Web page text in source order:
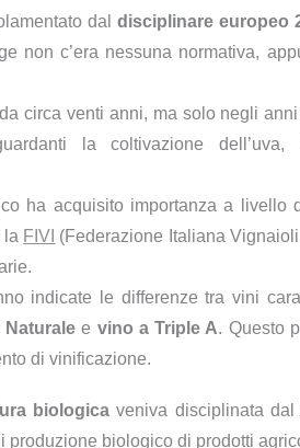
dal disciplinare europeo
non c’era nessuna normativa,
circa venti anni, ma solo negli
la coltivazione dell’uva,
ha acquisito importanza a livello
la FIVI (Federazione Italiana
indicate le differenze tra vini
Naturalee vino a Triple A. Questo
di vinificazione.
biologica veniva disciplinata dal
biologico di prodotti